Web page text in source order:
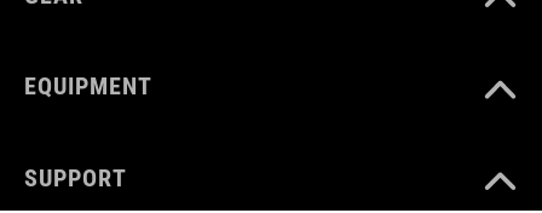
EQUIPMENT
SUPPORT